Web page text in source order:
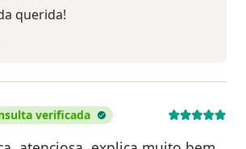
querida!
verificada